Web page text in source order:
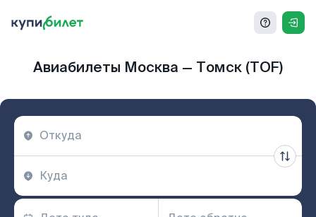
Авиабилеты Москва — Томск (TOF)